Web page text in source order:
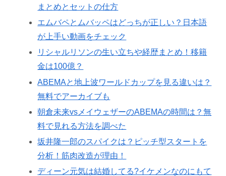
まとめとセットの仕方
エムバペとムバッペはどっちが正しい？日本語
が上手い動画をチェック
リシャルリソンの生い立ちや経歴まとめ！移籍
金は100億？
ABEMAと地上波ワールドカップを見る違いは？
無料でアーカイブも
朝倉未来vsメイウェザーのABEMAの時間は？無
料で見れる方法を調べた
坂井隆一郎のスパイクは？ピッチ型スタートを
分析！筋肉改造が理由！
ディーン元気は結婚してる?イケメンなのにもて